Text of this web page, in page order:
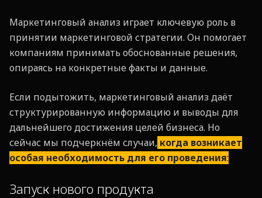
Маркетинговый анализ играет ключевую роль в
принятии маркетинговой стратегии. Он помогает
компаниям принимать обоснованные решения,
опираясь на конкретные факты и данные.
Если подытожить, маркетинговый анализ даёт
структурированную информацию и выводы для
дальнейшего достижения целей бизнеса. Но
сейчас мы подчеркнём случаи, когда возникает
особая необходимость для его проведения:
Запуск нового продукта